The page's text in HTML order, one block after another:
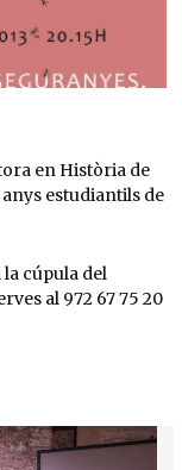
en Història de
estudiantils de
la cúpula del
al 972 67 75 20